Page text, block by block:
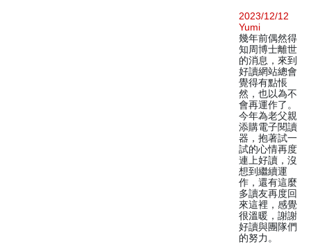
2023/12/12
Yumi
幾年前偶然得
知周博士離世
的消息，來到
好讀網站總會
覺得有點悵
然，也以為不
會再運作了。
今年為老父親
添購電子閱讀
器，抱著試一
試的心情再度
連上好讀，沒
想到繼續運
作，還有這麼
多讀友再度回
來這裡，感覺
很溫暖，謝謝
好讀與團隊們
的努力。